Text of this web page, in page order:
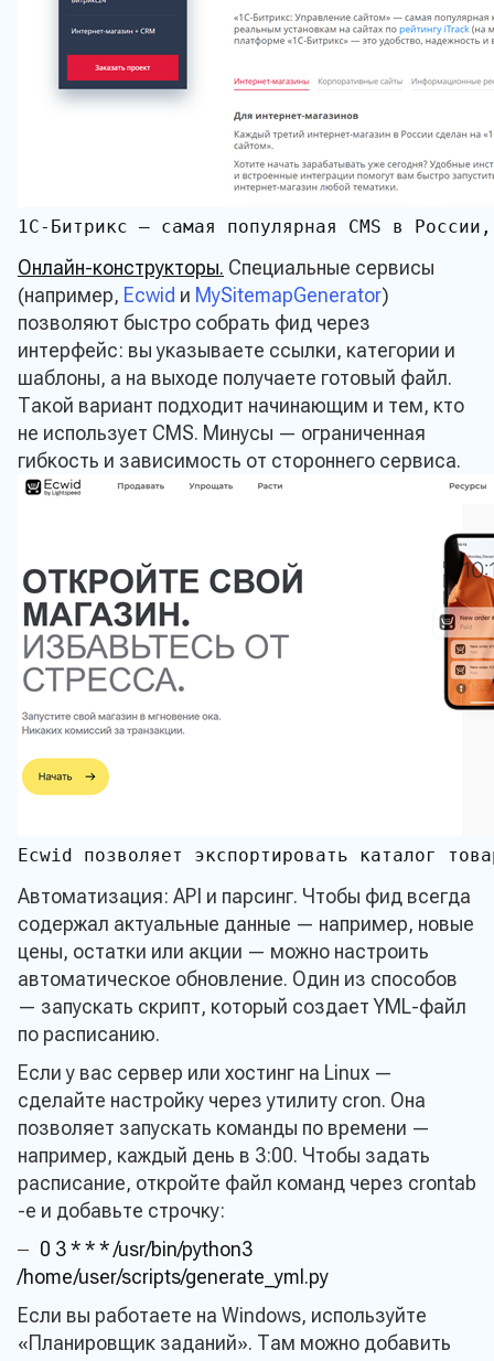
1С-Битрикс — самая популярная CMS в
Онлайн-конструкторы. Специальные сервисы
(например, Ecwid и MySitemapGenerator)
позволяют быстро собрать фид через
интерфейс: вы указываете ссылки, категории и
шаблоны, а на выходе получаете готовый файл.
Такой вариант подходит начинающим и тем, кто
не использует CMS. Минусы — ограниченная
гибкость и зависимость от стороннего сервиса.
Ecwid позволяет экспортировать каталог
Автоматизация: API и парсинг. Чтобы фид всегда
содержал актуальные данные — например, новые
цены, остатки или акции — можно настроить
автоматическое обновление. Один из способов
— запускать скрипт, который создает YML-файл
по расписанию.
Если у вас сервер или хостинг на Linux —
сделайте настройку через утилиту cron. Она
позволяет запускать команды по времени —
например, каждый день в 3:00. Чтобы задать
расписание, откройте файл команд через crontab
-e и добавьте строчку:
0 3 * * * /usr/bin/python3
/home/user/scripts/generate_yml.py
Если вы работаете на Windows, используйте
«Планировщик заданий». Там можно добавить
Прикрепить заявку на расчет
сайта